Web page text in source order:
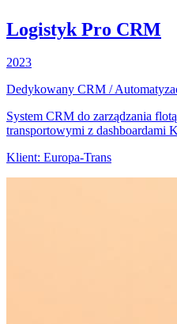
Logistyk Pro CRM
2023
Dedykowany CRM /
System CRM do zarządzania
transportowymi z dashboardami
Klient: Europa-Trans